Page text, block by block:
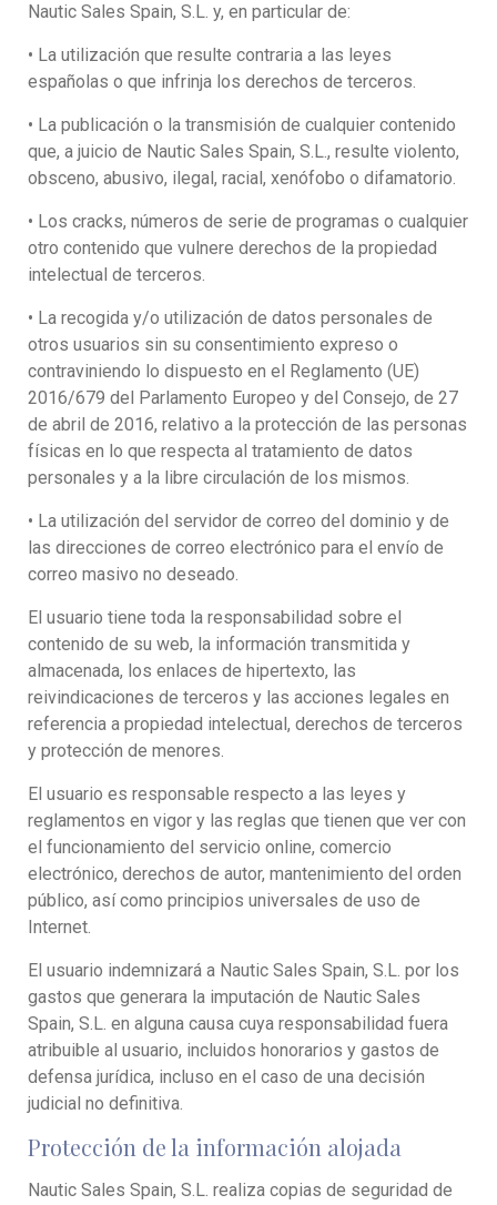
Nautic Sales Spain, S.L. y, en particular de:
• La utilización que resulte contraria a las leyes
españolas o que infrinja los derechos de terceros.
• La publicación o la transmisión de cualquier contenido
que, a juicio de Nautic Sales Spain, S.L., resulte violento,
obsceno, abusivo, ilegal, racial, xenófobo o difamatorio.
• Los cracks, números de serie de programas o cualquier
otro contenido que vulnere derechos de la propiedad
intelectual de terceros.
• La recogida y/o utilización de datos personales de
otros usuarios sin su consentimiento expreso o
contraviniendo lo dispuesto en el Reglamento (UE)
2016/679 del Parlamento Europeo y del Consejo, de 27
de abril de 2016, relativo a la protección de las personas
físicas en lo que respecta al tratamiento de datos
personales y a la libre circulación de los mismos.
• La utilización del servidor de correo del dominio y de
las direcciones de correo electrónico para el envío de
correo masivo no deseado.
El usuario tiene toda la responsabilidad sobre el
contenido de su web, la información transmitida y
almacenada, los enlaces de hipertexto, las
reivindicaciones de terceros y las acciones legales en
referencia a propiedad intelectual, derechos de terceros
y protección de menores.
El usuario es responsable respecto a las leyes y
reglamentos en vigor y las reglas que tienen que ver con
el funcionamiento del servicio online, comercio
electrónico, derechos de autor, mantenimiento del orden
público, así como principios universales de uso de
Internet.
El usuario indemnizará a Nautic Sales Spain, S.L. por los
gastos que generara la imputación de Nautic Sales
Spain, S.L. en alguna causa cuya responsabilidad fuera
atribuible al usuario, incluidos honorarios y gastos de
defensa jurídica, incluso en el caso de una decisión
judicial no definitiva.
Protección de la información alojada
Nautic Sales Spain, S.L. realiza copias de seguridad de